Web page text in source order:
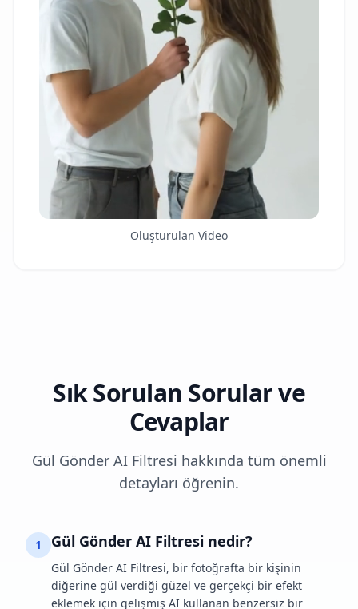
Oluşturulan Video
Sık Sorulan Sorular ve
Cevaplar
Gül Gönder AI Filtresi hakkında tüm önemli
detayları öğrenin.
1 Gül Gönder AI Filtresi nedir?
Gül Gönder AI Filtresi, bir fotoğrafta bir kişinin
diğerine gül verdiği güzel ve gerçekçi bir efekt
eklemek için gelişmiş AI kullanan benzersiz bir